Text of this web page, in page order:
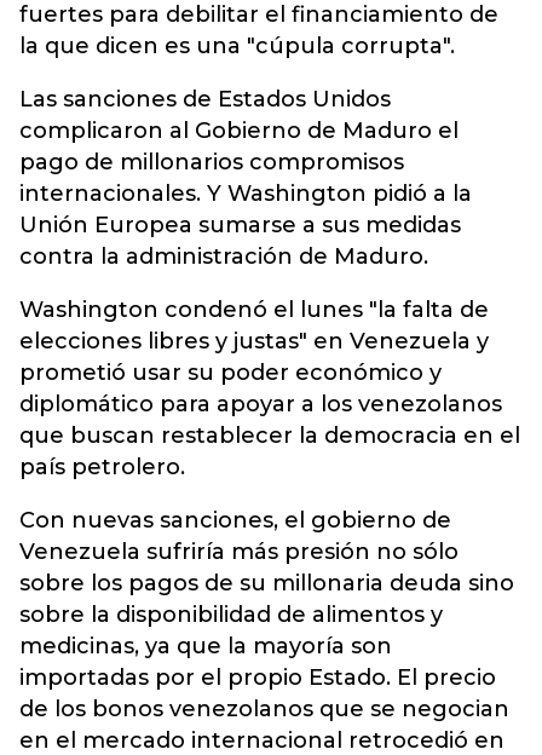
fuertes para debilitar el financiamiento de
la que dicen es una "cúpula corrupta".
Las sanciones de Estados Unidos
complicaron al Gobierno de Maduro el
pago de millonarios compromisos
internacionales. Y Washington pidió a la
Unión Europea sumarse a sus medidas
contra la administración de Maduro.
Washington condenó el lunes "la falta de
elecciones libres y justas" en Venezuela y
prometió usar su poder económico y
diplomático para apoyar a los venezolanos
que buscan restablecer la democracia en el
país petrolero.
Con nuevas sanciones, el gobierno de
Venezuela sufriría más presión no sólo
sobre los pagos de su millonaria deuda sino
sobre la disponibilidad de alimentos y
medicinas, ya que la mayoría son
importadas por el propio Estado. El precio
de los bonos venezolanos que se negocian
en el mercado internacional retrocedió en